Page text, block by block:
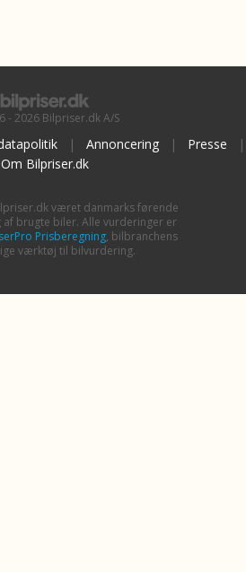
- 2026 Bilpriser.dk A/S
| Annoncering | Presse
|
Om Bilpriser.dk
været danmarks førende
brugte biler. Alle vurderinger er
Prisberegning, bilbranchens
værktøj til bilvurdering.